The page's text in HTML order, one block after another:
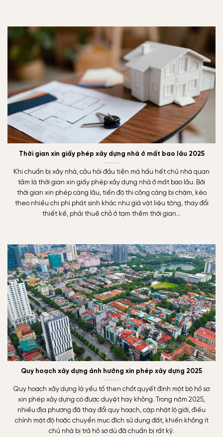
Thời gian xin giấy phép xây dựng nhà ở mất bao lâu 2025
Khi chuẩn bị xây nhà, câu hỏi đầu tiên mà hầu hết chủ nhà quan
tâm là thời gian xin giấy phép xây dựng nhà ở mất bao lâu. Bởi
thời gian xin phép càng lâu, tiến độ thi công càng bị chậm, kéo
theo nhiều chi phí phát sinh khác như giá vật liệu tăng, thay đổi
thiết kế, phải thuê chỗ ở tạm thêm thời gian…
Quy hoạch xây dựng ảnh hưởng xin phép xây dựng 2025
Quy hoạch xây dựng là yếu tố then chốt quyết định một bộ hồ sơ
xin phép xây dựng có được duyệt hay không. Trong năm 2025,
nhiều địa phương đã thay đổi quy hoạch, cập nhật lộ giới, điều
chỉnh mật độ hoặc chuyển mục đích sử dụng đất, khiến không ít
chủ nhà bị trả hồ sơ dù đã chuẩn bị rất kỹ.